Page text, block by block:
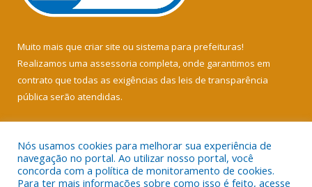
Muito mais que criar site ou sistema para prefeituras!
Realizamos uma assessoria completa, onde garantimos em
contrato que todas as exigências das leis de transparência
pública serão atendidas.
Nós usamos cookies para melhorar sua experiência de
navegação no portal. Ao utilizar nosso portal, você
concorda com a política de monitoramento de cookies.
Para ter mais informações sobre como isso é feito, acesse